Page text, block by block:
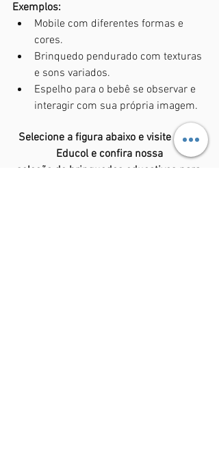
Exemplos:
Mobile com diferentes formas e
cores.
Brinquedo pendurado com texturas
e sons variados.
Espelho para o bebê se observar e
interagir com sua própria imagem.
Selecione a figura abaixo e visite a loja
Educol e confira nossa
seleção de brinquedos educativos para